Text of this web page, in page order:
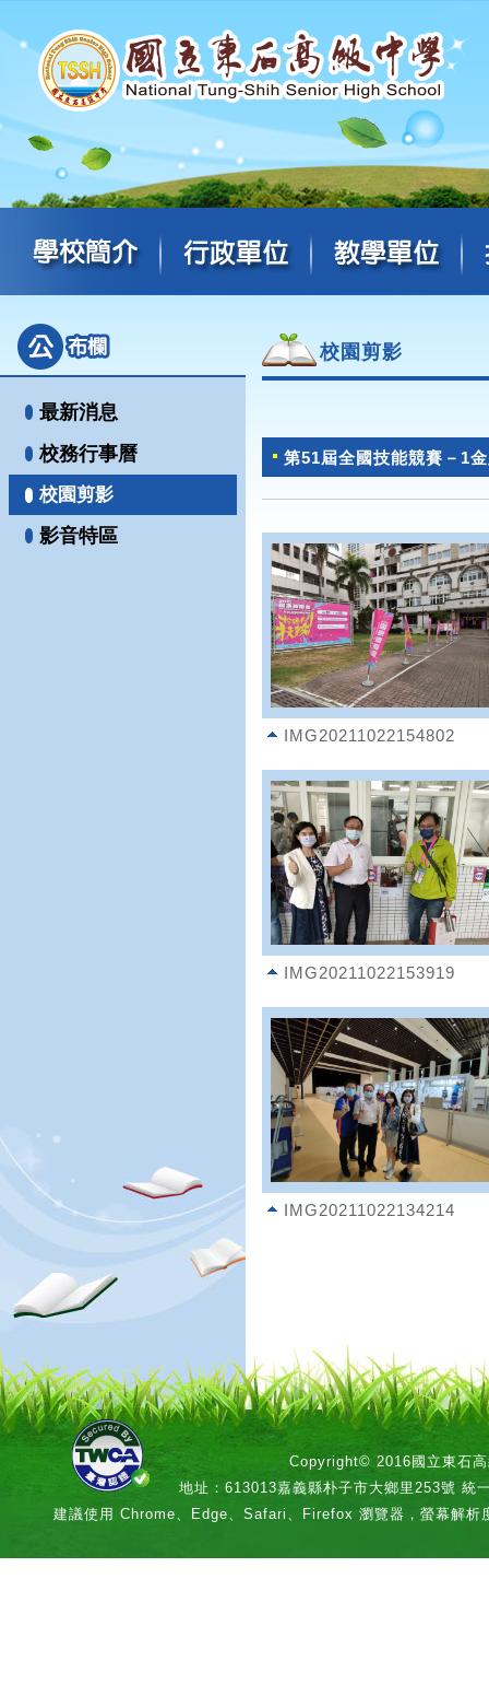
最新消息
校務行事曆
校園剪影
影音特區
校園剪影
第51屆全國技能競賽－1
IMG20211022154802
IMG20211022153919
IMG20211022134214
Copyright© 2016國立東石高
地址：613013嘉義縣朴子市大鄉里253號 統
建議使用 Chrome、Edge、Safari、Firefox 瀏覽器，螢幕解